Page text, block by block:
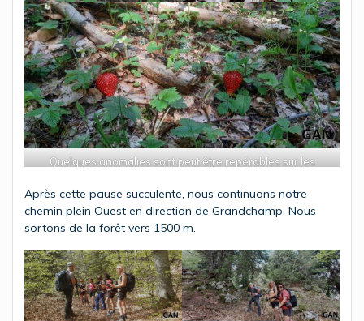
Quelques anomalies sont peut être repérables sur les
Après cette pause succulente, nous continuons notre
chemin plein Ouest en direction de Grandchamp. Nous
sortons de la forêt vers 1500 m.